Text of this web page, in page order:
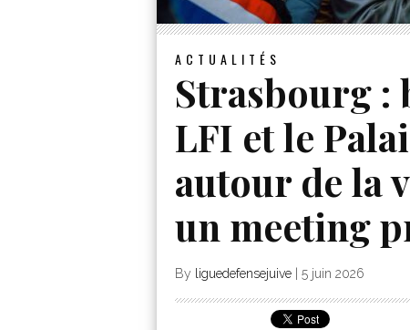
ACTUALITÉS
Strasbourg :
LFI et le
autour de la
un meeting
By liguedefensejuive 5 juin 2026